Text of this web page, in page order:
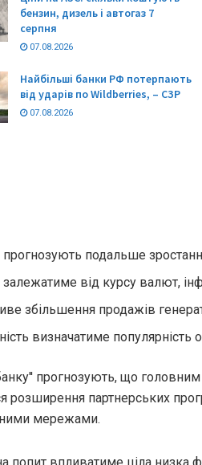
бензин, дизель і автогаз 7
серпня
07.08.2026
Найбільші банки РФ потерпають
від ударів по Wildberries, – СЗР
07.08.2026
подальше
від курсу валют,
збільшення продажів
визначатиме популярність
прогнозують, що
розширення партнерських
мережами.